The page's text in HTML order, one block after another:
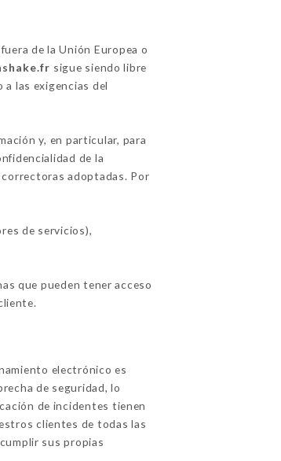
de la Unión Europea o
sigue siendo libre
las exigencias del
y, en particular, para
de la
correctoras adoptadas. Por
de servicios),
que pueden tener acceso
electrónico es
de seguridad, lo
de incidentes tienen
clientes de todas las
sus propias